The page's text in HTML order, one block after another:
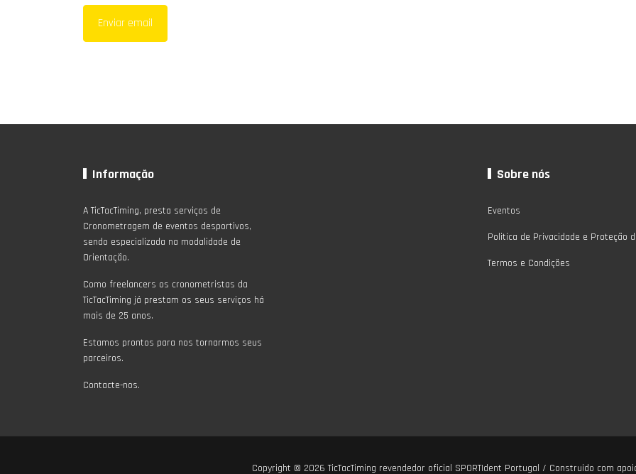
Enviar email
Informação
A TicTacTiming, presta serviços de
Cronometragem de eventos desportivos,
sendo especializada na modalidade de
Orientação.
Como freelancers os cronometristas da
TicTacTiming já prestam os seus serviços há
mais de 25 anos.
Estamos prontos para nos tornarmos seus
parceiros.
Contacte-nos.
Sobre nós
Eventos
Politica de Privacidade e Proteção
Termos e Condições
Copyright © 2026TicTacTiming revendedor oficial SPORTIdent Portugal / Construido com